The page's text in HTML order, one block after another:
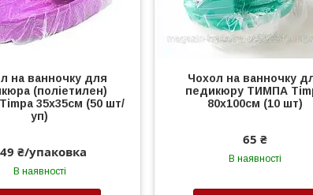
на ванночку для
(поліетилен)
35х35см (50 шт/
уп)
₴/упаковка
В наявності
Чохол на ванночку
педикюру ТИМПА
80х100см (10 шт)
65 ₴
В наявності